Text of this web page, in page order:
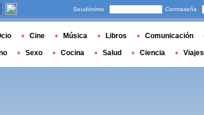
Seudónimo Contraseña
Cine Música Libros Comunicación
Sexo Cocina Salud Ciencia Viajes